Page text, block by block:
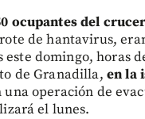
ocupantes del
de hantavirus,
este domingo, horas
de Granadilla, en la
una operación de
el lunes.